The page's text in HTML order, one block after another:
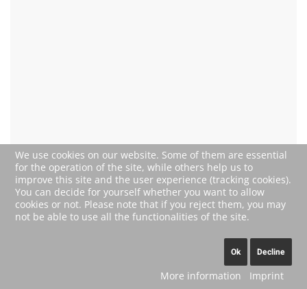
We use cookies on our website. Some of them are essential
for the operation of the site, while others help us to
improve this site and the user experience (tracking cookies).
You can decide for yourself whether you want to allow
cookies or not. Please note that if you reject them, you may
not be able to use all the functionalities of the site.
Ok Decline
More information Imprint